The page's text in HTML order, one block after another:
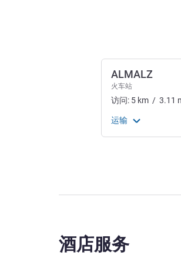
ALMALZ
火车站
访问: 5 km / 3.11
运输
酒店服务